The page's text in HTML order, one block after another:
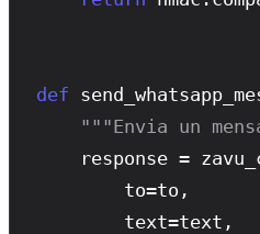
def
"""Envia un
response =
        to=to,
        text=text,